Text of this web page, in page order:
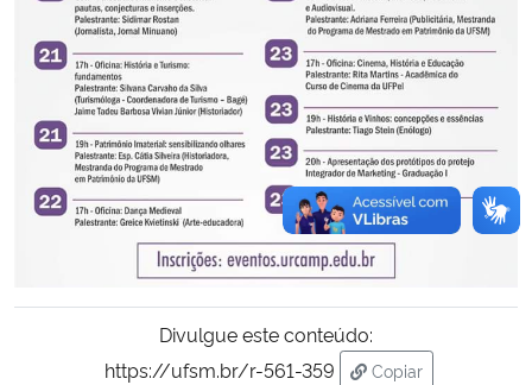
Divulgue este conteúdo:
https://ufsm.br/r-561-359
Copiar